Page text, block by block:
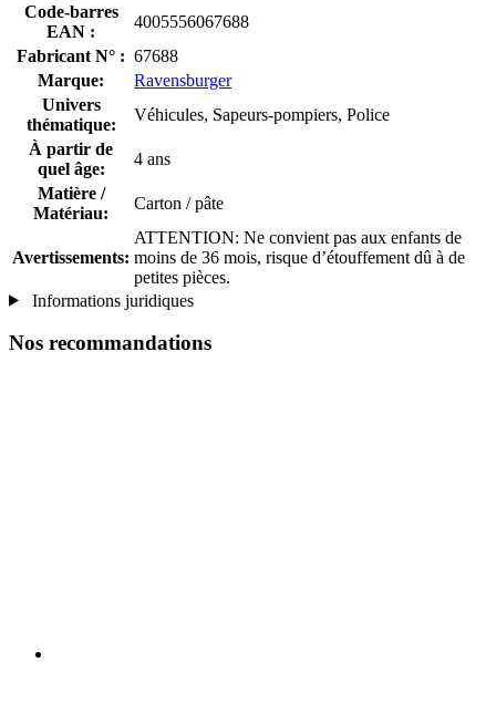
Code-barres
EAN :
4005556067688
Fabricant N° : 67688
Marque:
Ravensburger
Univers
thématique:
Véhicules, Sapeurs-pompiers, Police
À partir de
quel âge:
4 ans
Matière /
Matériau:
Carton / pâte
Avertissements:
ATTENTION: Ne convient pas aux enfants de
moins de 36 mois, risque d’étouffement dû à de
petites pièces.
Informations juridiques
Nos recommandations